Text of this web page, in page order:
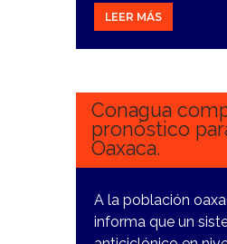
LEER MÁS
4
Conagua
pronóstico
Oaxaca.
A la población
informa que un